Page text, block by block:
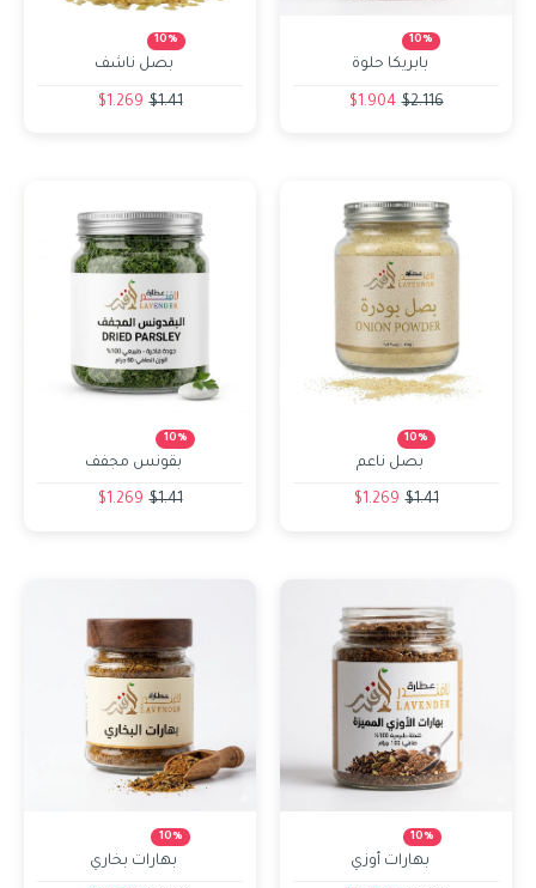
10%
بابريكا حلوة
$2.116
$1.904
10%
بصل ناشف
$1.41
$1.269
10%
بصل ناعم
$1.41
$1.269
10%
بقونس مجفف
$1.41
$1.269
10%
بهارات أوزي
10%
بهارات بخاري